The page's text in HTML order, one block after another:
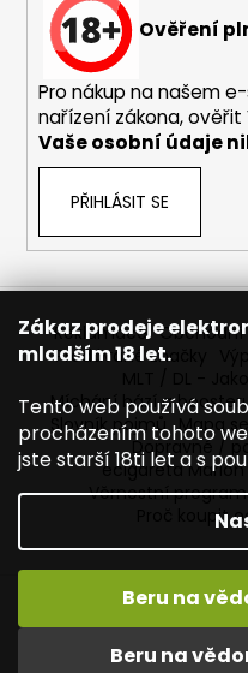
Zákaz prodeje
mladším 18 let.
Tento web používá
procházením tohoto
jste starší 18ti let a s
Beru na
Beru na
Ověření
Pro nákup na našem
nařízení zákona,
Vaše osobní údaje
PŘIHLÁSIT SE
Reklamace Obchodní
Prodávané značky
Míchání bází a
Slovník pojmů Mapa
Dopravné /
ecigareta Marion
Věrnostní program
Proč koupit
Copyright 2026
vyhrazena.